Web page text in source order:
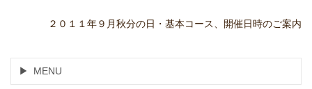
２０１１年９月秋分の日・基本コース、開催日時のご案内
MENU